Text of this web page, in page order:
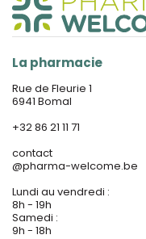
La pharmacie
Rue de Fleurie 1
6941 Bomal
+32 86 21 11 71
contact
@pharma-welcome.be
Lundi au vendredi :
8h - 19h
Samedi :
9h - 18h